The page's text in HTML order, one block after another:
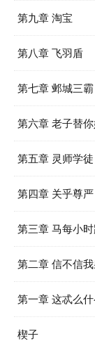
第九章 淘宝
第八章 飞羽盾
第七章 邺城三霸
第六章 老子替
第五章 灵师学徒
第四章 关乎尊严
第三章 马每小
第二章 信不信
第一章 这忒么
楔子